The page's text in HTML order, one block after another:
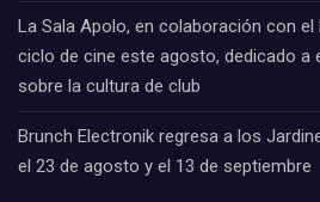
La Sala Apolo, en colaboración con el
ciclo de cine este agosto, dedicado a
sobre la cultura de club
Brunch Electronik regresa a los
el 23 de agosto y el 13 de septiembre